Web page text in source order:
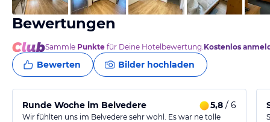
Bewertungen
Sammle Punkte für Deine Hotelbewertung.Kostenlos
Bewerten Bilder hochladen
Runde Woche im Belvedere 5,8 / 6
Wir fühlten uns im Belvedere sehr wohl. Es war ne tolle